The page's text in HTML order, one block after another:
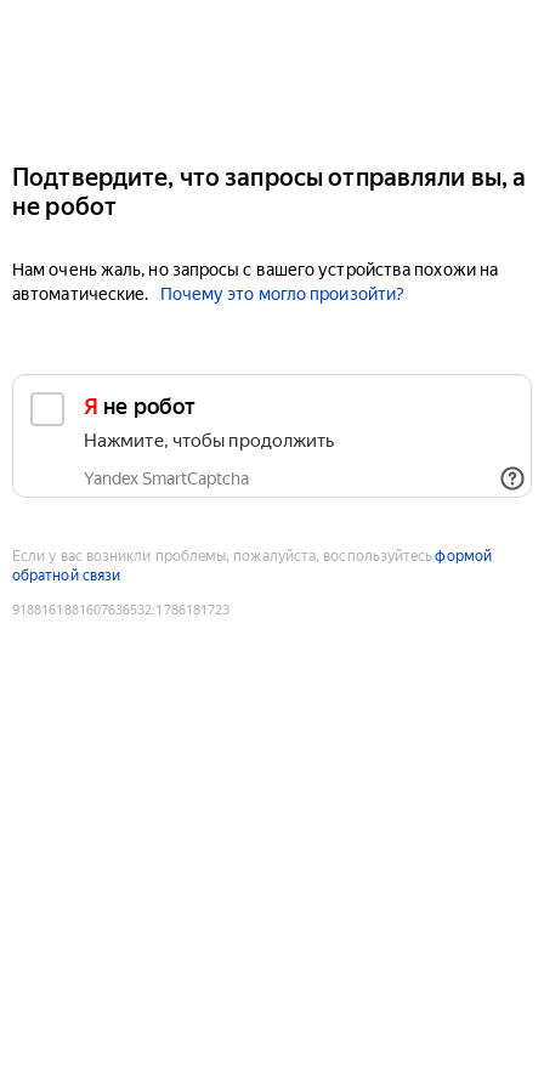
Подтвердите, что запросы отправляли вы, а
не робот
Нам очень жаль, но запросы с вашего устройства похожи на
автоматические.
Почему это могло произойти?
Я не робот
Нажмите, чтобы продолжить
Yandex SmartCaptcha
Если у вас возникли проблемы, пожалуйста, воспользуйтесьформой
обратной связи
9188161881607636532:1786181723